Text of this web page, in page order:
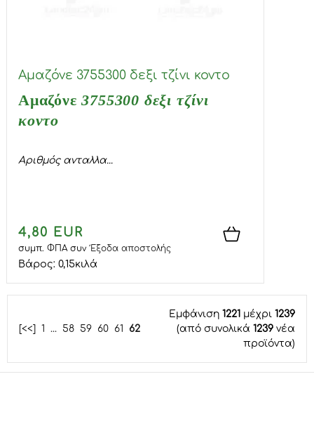
Αμαζόνε 3755300 δεξι τζίνι κοντο
Αμαζόνε 3755300 δεξι τζίνι
κοντο
Αριθμός ανταλλα...
4,80 EUR
συμπ. ΦΠΑσυνΈξοδα αποστολής
Βάρος: 0,15κιλά
[<<] 1 ... 58 59 60 61 62
Εμφάνιση 1221 μέχρι 1239
(από συνολικά 1239 νέα
προϊόντα)